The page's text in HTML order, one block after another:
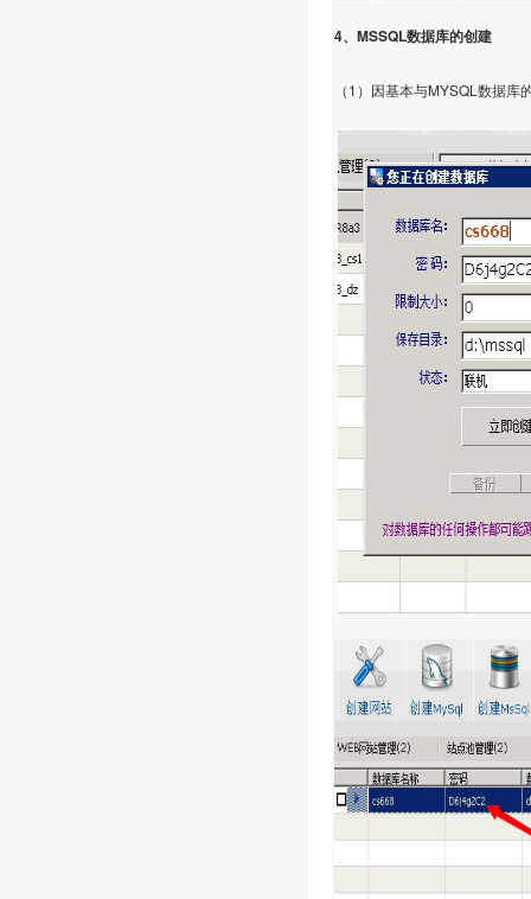
4、 MSSQL数据库的创建
（ 1 ）因基本与MYSQL 数据库